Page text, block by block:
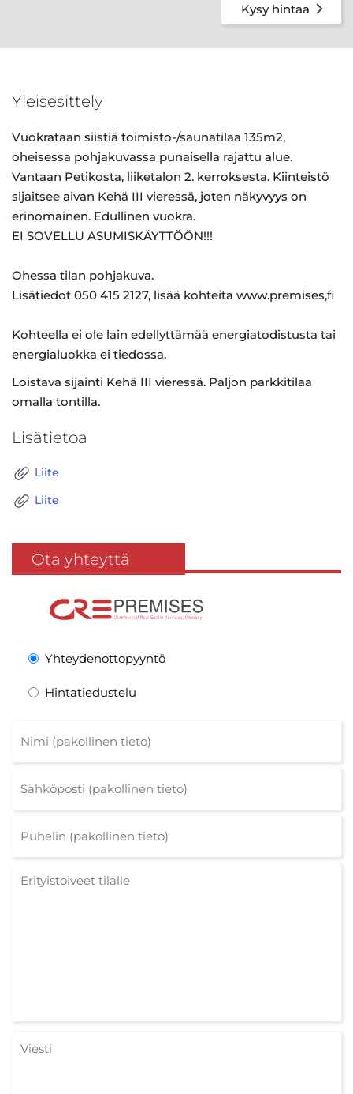
Kysy hintaa
Yleisesittely
Vuokrataan siistiä toimisto-/saunatilaa 135m2,
oheisessa pohjakuvassa punaisella rajattu alue.
Vantaan Petikosta, liiketalon 2. kerroksesta. Kiinteistö
sijaitsee aivan Kehä III vieressä, joten näkyvyys on
erinomainen. Edullinen vuokra.
EI SOVELLU ASUMISKÄYTTÖÖN!!!
Ohessa tilan pohjakuva.
Lisätiedot 050 415 2127, lisää kohteita www.premises,fi
Kohteella ei ole lain edellyttämää energiatodistusta tai
energialuokka ei tiedossa.
Loistava sijainti Kehä III vieressä. Paljon parkkitilaa
omalla tontilla.
Lisätietoa
Liite
Liite
Ota yhteyttä
Yhteydenottopyyntö
Hintatiedustelu